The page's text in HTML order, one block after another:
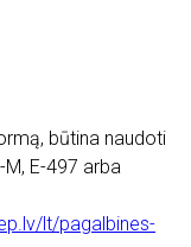
būtina naudoti
E-497 arba
lt/pagalbines-